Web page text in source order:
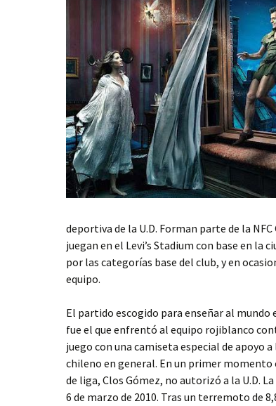
deportiva de la U.D. Forman parte de la
juegan en el Levi’s Stadium con base en la
por las categorías base del club, y en
equipo.
El partido escogido para enseñar al mundo
fue el que enfrentó al equipo rojiblanco
juego con una camiseta especial de apoyo
chileno en general. En un primer
de liga, Clos Gómez, no autorizó a la U.D.
6 de marzo de 2010. Tras un terremoto de